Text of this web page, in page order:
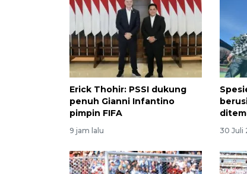
Erick Thohir: PSSI dukung
penuh Gianni Infantino
pimpin FIFA
9 jam lalu 30 Juli